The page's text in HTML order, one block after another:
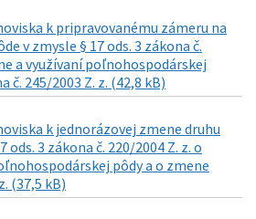
k pripravovanému zámeru na
v zmysle § 17 ods. 3 zákona č.
a využívaní poľnohospodárskej
č. 245/2003 Z. z. (42,8 kB)
k jednorázovej zmene druhu
ods. 3 zákona č. 220/2004 Z. z. o
pôdy a o zmene
(37,5 kB)